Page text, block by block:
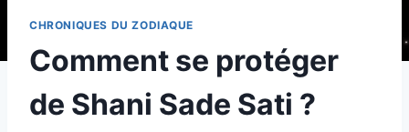
CHRONIQUES DU ZODIAQUE
Comment se protéger
de Shani Sade Sati ?